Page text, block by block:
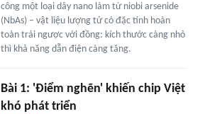
công một loại dây nano làm từ niobi arsenide
(NbAs) – vật liệu lượng tử có đặc tính hoàn
toàn trái ngược với đồng: kích thước càng nhỏ
thì khả năng dẫn điện càng tăng.
Bài 1: 'Điểm nghẽn' khiến chip Việt
khó phát triển